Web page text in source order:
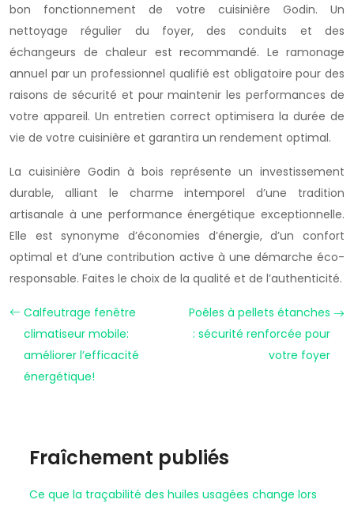
bon fonctionnement de votre cuisinière Godin. Un
nettoyage régulier du foyer, des conduits et des
échangeurs de chaleur est recommandé. Le ramonage
annuel par un professionnel qualifié est obligatoire pour des
raisons de sécurité et pour maintenir les performances de
votre appareil. Un entretien correct optimisera la durée de
vie de votre cuisinière et garantira un rendement optimal.
La cuisinière Godin à bois représente un investissement
durable, alliant le charme intemporel d’une tradition
artisanale à une performance énergétique exceptionnelle.
Elle est synonyme d’économies d’énergie, d’un confort
optimal et d’une contribution active à une démarche éco-
responsable. Faites le choix de la qualité et de l’authenticité.
Calfeutrage fenêtre
climatiseur mobile:
améliorer l’efficacité
énergétique!
Poêles à pellets étanches
: sécurité renforcée pour
votre foyer
Fraîchement publiés
Ce que la traçabilité des huiles usagées change lors